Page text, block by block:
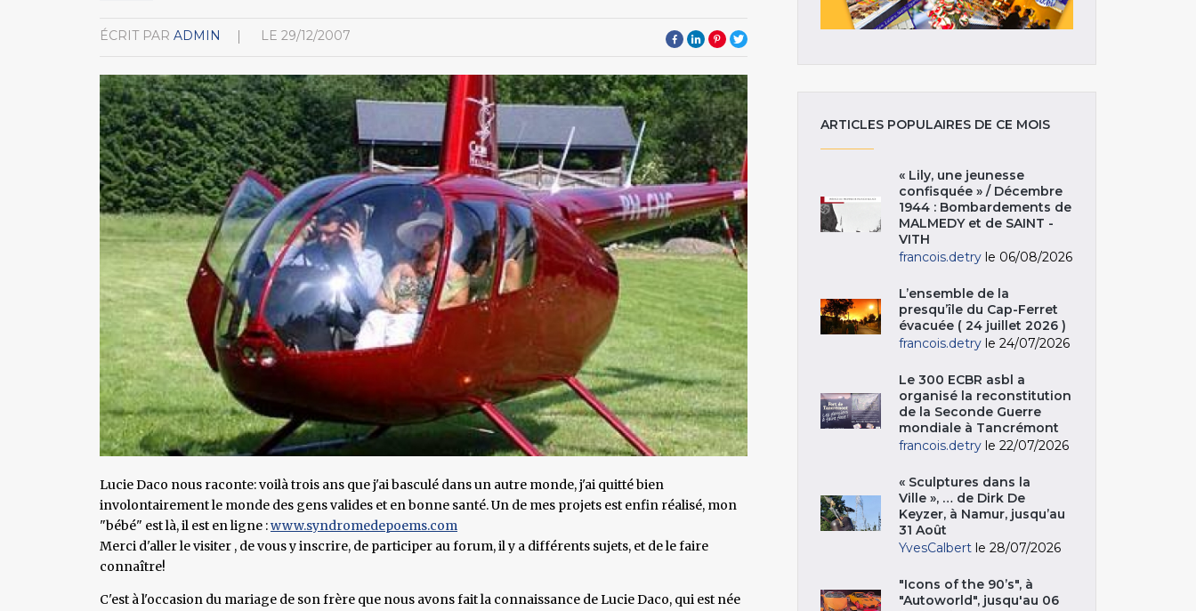
ÉCRIT PAR ADMIN LE 29/12/2007
Lucie Daco nous raconte: voilà trois ans que j'ai basculé dans un autre monde, j'ai quitté bien
involontairement le monde des gens valides et en bonne santé. Un de mes projets est enfin réalisé, mon
"bébé" est là, il est en ligne :www.syndromedepoems.com
Merci d'aller le visiter , de vous y inscrire, de participer au forum, il y a différents sujets, et de le faire
connaître!
C'est à l'occasion du mariage de son frère que nous avons fait la connaissance de Lucie Daco, qui est née
ARTICLES POPULAIRES DE CE MOIS
« Lily, une jeunesse
confisquée » / Décembre
1944 : Bombardements de
MALMEDY et de SAINT -
VITH
francois.detry le 06/08/2026
L’ensemble de la
presqu’île du Cap-Ferret
évacuée ( 24 juillet 2026 )
francois.detry le 24/07/2026
Le 300 ECBR asbl a
organisé la reconstitution
de la Seconde Guerre
mondiale à Tancrémont
francois.detry le 22/07/2026
« Sculptures dans la
Ville », … de Dirk De
Keyzer, à Namur, jusqu’au
31 Août
YvesCalbert le 28/07/2026
"Icons of the 90’s", à
"Autoworld", jusqu'au 06